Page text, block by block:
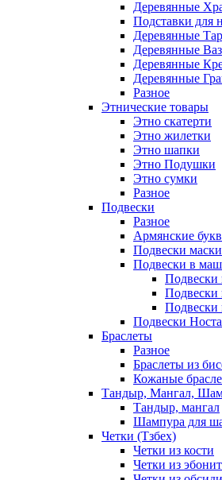
Деревянные
Подставки для
Деревянные
Деревянные
Деревянные
Деревянные
Разное
Этнические товары
Этно скатерти
Этно жилетки
Этно шапки
Этно Подушки
Этно сумки
Разное
Подвески
Разное
Армянские
Подвески маски
Подвески в
Подвески
Подвески
Подвески
Подвески
Браслеты
Разное
Браслеты из
Кожаные
Тандыр, Мангал,
Тандыр, мангал
Шампура для
Четки (Тзбех)
Четки из кости
Четки из